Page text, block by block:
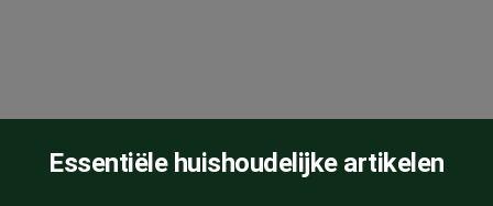
Essentiële huishoudelijke artikelen